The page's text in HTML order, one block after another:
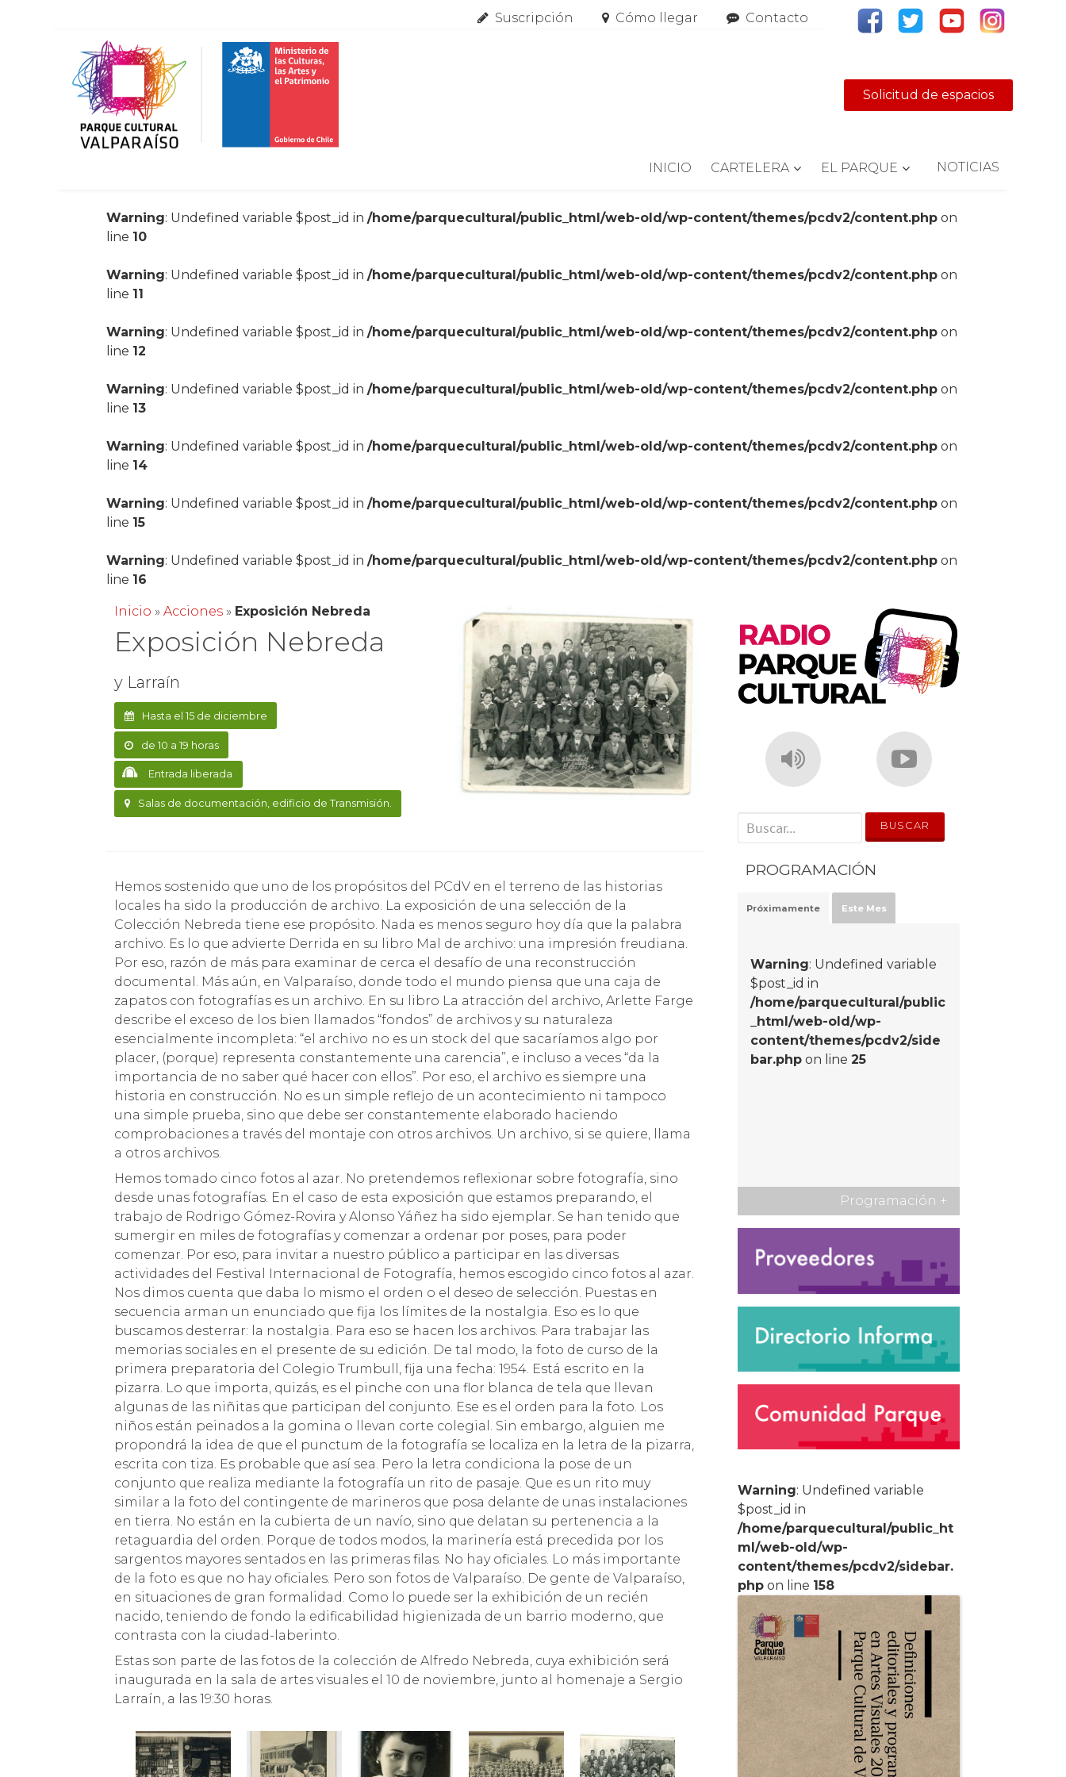
Suscripción Cómo llegar Contacto
Solicitud de espacios
INICIO CARTELERA EL PARQUE NOTICIAS
Warning: Undefined variable $post_id in/home/parquecultural/public_html/web-old/wp-content/themes/pcdv2/content.php on
line 10
Warning: Undefined variable $post_id in/home/parquecultural/public_html/web-old/wp-content/themes/pcdv2/content.php on
line 11
Warning: Undefined variable $post_id in/home/parquecultural/public_html/web-old/wp-content/themes/pcdv2/content.php on
line 12
Warning: Undefined variable $post_id in/home/parquecultural/public_html/web-old/wp-content/themes/pcdv2/content.php on
line 13
Warning: Undefined variable $post_id in/home/parquecultural/public_html/web-old/wp-content/themes/pcdv2/content.php on
line 14
Warning: Undefined variable $post_id in/home/parquecultural/public_html/web-old/wp-content/themes/pcdv2/content.php on
line 15
Warning: Undefined variable $post_id in/home/parquecultural/public_html/web-old/wp-content/themes/pcdv2/content.php on
line 16
Inicio »Acciones » Exposición Nebreda
Exposición Nebreda
y Larraín
Hasta el 15 de diciembre
de 10 a 19 horas
Entrada liberada
Salas de documentación, edificio de Transmisión.
Hemos sostenido que uno de los propósitos del PCdV en el terreno de las historias
locales ha sido la producción de archivo. La exposición de una selección de la
Colección Nebreda tiene ese propósito. Nada es menos seguro hoy día que la palabra
archivo. Es lo que advierte Derrida en su libro Mal de archivo: una impresión freudiana.
Por eso, razón de más para examinar de cerca el desafío de una reconstrucción
documental. Más aún, en Valparaíso, donde todo el mundo piensa que una caja de
zapatos con fotografías es un archivo. En su libro La atracción del archivo, Arlette Farge
describe el exceso de los bien llamados “fondos” de archivos y su naturaleza
esencialmente incompleta: “el archivo no es un stock del que sacaríamos algo por
placer, (porque) representa constantemente una carencia”, e incluso a veces “da la
importancia de no saber qué hacer con ellos”. Por eso, el archivo es siempre una
historia en construcción. No es un simple reflejo de un acontecimiento ni tampoco
una simple prueba, sino que debe ser constantemente elaborado haciendo
comprobaciones a través del montaje con otros archivos. Un archivo, si se quiere, llama
a otros archivos.
Hemos tomado cinco fotos al azar. No pretendemos reflexionar sobre fotografía, sino
desde unas fotografías. En el caso de esta exposición que estamos preparando, el
trabajo de Rodrigo Gómez-Rovira y Alonso Yáñez ha sido ejemplar. Se han tenido que
sumergir en miles de fotografías y comenzar a ordenar por poses, para poder
comenzar. Por eso, para invitar a nuestro público a participar en las diversas
actividades del Festival Internacional de Fotografía, hemos escogido cinco fotos al azar.
Nos dimos cuenta que daba lo mismo el orden o el deseo de selección. Puestas en
secuencia arman un enunciado que fija los límites de la nostalgia. Eso es lo que
buscamos desterrar: la nostalgia. Para eso se hacen los archivos. Para trabajar las
memorias sociales en el presente de su edición. De tal modo, la foto de curso de la
primera preparatoria del Colegio Trumbull, fija una fecha: 1954. Está escrito en la
pizarra. Lo que importa, quizás, es el pinche con una flor blanca de tela que llevan
algunas de las niñitas que participan del conjunto. Ese es el orden para la foto. Los
niños están peinados a la gomina o llevan corte colegial. Sin embargo, alguien me
propondrá la idea de que el punctum de la fotografía se localiza en la letra de la pizarra,
escrita con tiza. Es probable que así sea. Pero la letra condiciona la pose de un
conjunto que realiza mediante la fotografía un rito de pasaje. Que es un rito muy
similar a la foto del contingente de marineros que posa delante de unas instalaciones
en tierra. No están en la cubierta de un navío, sino que delatan su pertenencia a la
retaguardia del orden. Porque de todos modos, la marinería está precedida por los
sargentos mayores sentados en las primeras filas. No hay oficiales. Lo más importante
de la foto es que no hay oficiales. Pero son fotos de Valparaíso. De gente de Valparaíso,
en situaciones de gran formalidad. Como lo puede ser la exhibición de un recién
nacido, teniendo de fondo la edificabilidad higienizada de un barrio moderno, que
contrasta con la ciudad-laberinto.
Estas son parte de las fotos de la colección de Alfredo Nebreda, cuya exhibición será
inaugurada en la sala de artes visuales el 10 de noviembre, junto al homenaje a Sergio
Larraín, a las 19:30 horas.
' . __('Search for:') . '
PROGRAMACIÓN
Próximamente Este Mes
Warning: Undefined variable
$post_id in
/home/parquecultural/public
_html/web-old/wp-
content/themes/pcdv2/side
bar.php on line25
Programación +
Warning: Undefined variable
$post_id in
/home/parquecultural/public_ht
ml/web-old/wp-
content/themes/pcdv2/sidebar.
php on line 158